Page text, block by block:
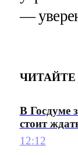
—
В Госдуме
стоит
12:12